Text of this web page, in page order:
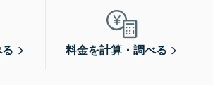
料金を計算・調べる